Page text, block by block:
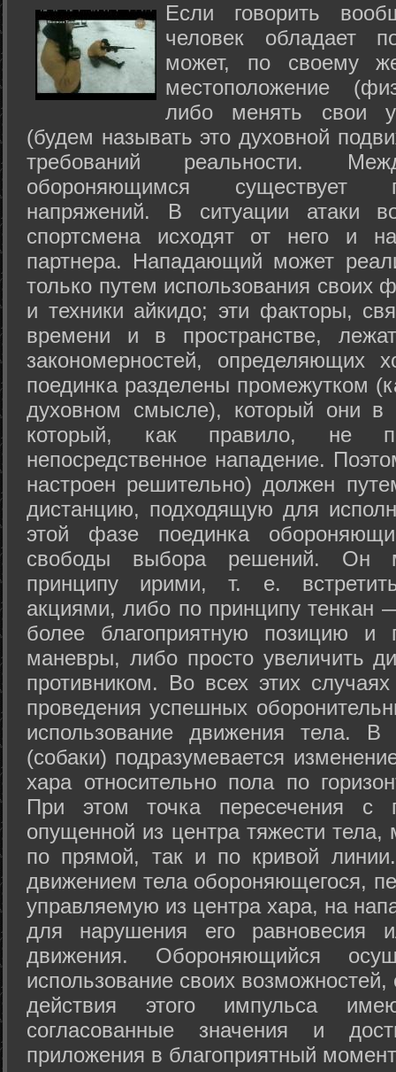
Если говорить
человек обладает
может, по своему
местоположение
либо менять свои
(будем называть это духовной
требований реальности.
обороняющимся существует
напряжений. В ситуации атаки
спортсмена исходят от него и
партнера. Нападающий может
только путем использования своих
и техники айкидо; эти факторы,
времени и в пространстве,
закономерностей, определяющих
поединка разделены промежутком
духовном смысле), который они в
который, как правило, не
непосредственное нападение.
настроен решительно) должен
дистанцию, подходящую для
этой фазе поединка
свободы выбора решений. Он
принципу ирими, т. е.
акциями, либо по принципу тенкан
более благоприятную позицию и
маневры, либо просто увеличить
противником. Во всех этих
проведения успешных
использование движения тела.
(собаки) подразумевается
хара относительно пола по
При этом точка пересечения с
опущенной из центра тяжести
по прямой, так и по кривой
движением тела обороняющегося,
управляемую из центра хара, на
для нарушения его равновесия
движения. Обороняющийся
использование своих
действия этого импульса
согласованные значения и
приложения в благоприятный